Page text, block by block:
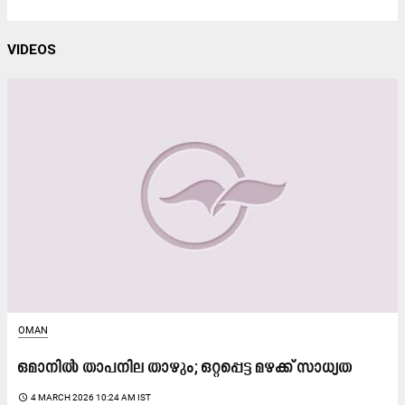
VIDEOS
OMAN
ഒമാനിൽ താപനില താഴും; ഒറ്റപ്പെട്ട മഴക്ക് സാധ്യത
access_time 4 MARCH 2026 10:24 AM IST